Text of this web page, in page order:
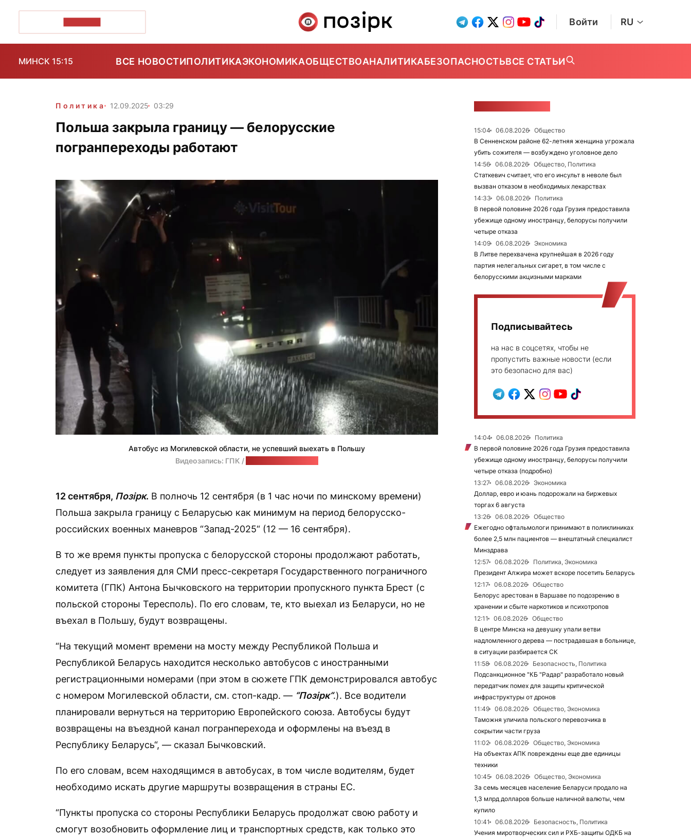
Войти RU
МИНСК 15:15 ВСЕ НОВОСТИПОЛИТИКАЭКОНОМИКАОБЩЕСТВОАНАЛИТИКАБЕЗОПАСНОСТЬВСЕ СТАТЬИ
Политика 12.09.2025 03:29
Польша закрыла границу — белорусские
погранпереходы работают
Автобус из Могилевской области, не успевший выехать в Польшу
Видеозапись: ГПК /
12 сентября, Позірк. В полночь 12 сентября (в 1 час ночи по минскому времени)
Польша закрыла границу с Беларусью как минимум на период белорусско-
российских военных маневров “Запад-2025“ (12 — 16 сентября).
В то же время пункты пропуска с белорусской стороны продолжают работать,
следует из заявления для СМИ пресс-секретаря Государственного пограничного
комитета (ГПК) Антона Бычковского на территории пропускного пункта Брест (с
польской стороны Тересполь). По его словам, те, кто выехал из Беларуси, но не
въехал в Польшу, будут возвращены.
“На текущий момент времени на мосту между Республикой Польша и
Республикой Беларусь находится несколько автобусов с иностранными
регистрационными номерами (при этом в сюжете ГПК демонстрировался автобус
с номером Могилевской области, см. стоп-кадр. — “Позірк“.). Все водители
планировали вернуться на территорию Европейского союза. Автобусы будут
возвращены на въездной канал погранперехода и оформлены на въезд в
Республику Беларусь“, — сказал Бычковский.
По его словам, всем находящимся в автобусах, в том числе водителям, будет
необходимо искать другие маршруты возвращения в страны ЕС.
“Пункты пропуска со стороны Республики Беларусь продолжат свою работу и
смогут возобновить оформление лиц и транспортных средств, как только это
15:04 06.08.2026
Общество
В Сенненском районе 62-летняя женщина угрожала
убить сожителя — возбуждено уголовное дело
14:56
06.08.2026
Общество, Политика
Статкевич считает, что его инсульт в неволе был
вызван отказом в необходимых лекарствах
14:33
06.08.2026
Политика
В первой половине 2026 года Грузия предоставила
убежище одному иностранцу, белорусы получили
четыре отказа
14:09
06.08.2026
Экономика
В Литве перехвачена крупнейшая в 2026 году
партия нелегальных сигарет, в том числе с
белорусскими акцизными марками
Подписывайтесь
на нас в соцсетях, чтобы не
пропустить важные новости (если
это безопасно для вас)
14:04 06.08.2026
Политика
В первой половине 2026 года Грузия предоставила
убежище одному иностранцу, белорусы получили
четыре отказа (подробно)
13:27
06.08.2026
Экономика
Доллар, евро и юань подорожали на биржевых
торгах 6 августа
13:26
06.08.2026
Общество
Ежегодно офтальмологи принимают в поликлиниках
более 2,5 млн пациентов — внештатный специалист
Минздрава
12:57
06.08.2026
Политика, Экономика
Президент Алжира может вскоре посетить Беларусь
12:17
06.08.2026
Общество
Белорус арестован в Варшаве по подозрению в
хранении и сбыте наркотиков и психотропов
12:11
06.08.2026
Общество
В центре Минска на девушку упали ветви
надломленного дерева — пострадавшая в больнице,
в ситуации разбирается СК
11:58
06.08.2026
Безопасность, Политика
Подсанкционное "КБ "Радар" разработало новый
передатчик помех для защиты критической
инфраструктуры от дронов
11:49
06.08.2026
Общество, Экономика
Таможня уличила польского перевозчика в
сокрытии части груза
11:02
06.08.2026
Общество, Экономика
На объектах АПК повреждены еще две единицы
техники
10:45
06.08.2026
Общество, Экономика
За семь месяцев население Беларуси продало на
1,3 млрд долларов больше наличной валюты, чем
купило
10:41
06.08.2026
Безопасность, Политика
Учения миротворческих сил и РХБ-защиты ОДКБ на